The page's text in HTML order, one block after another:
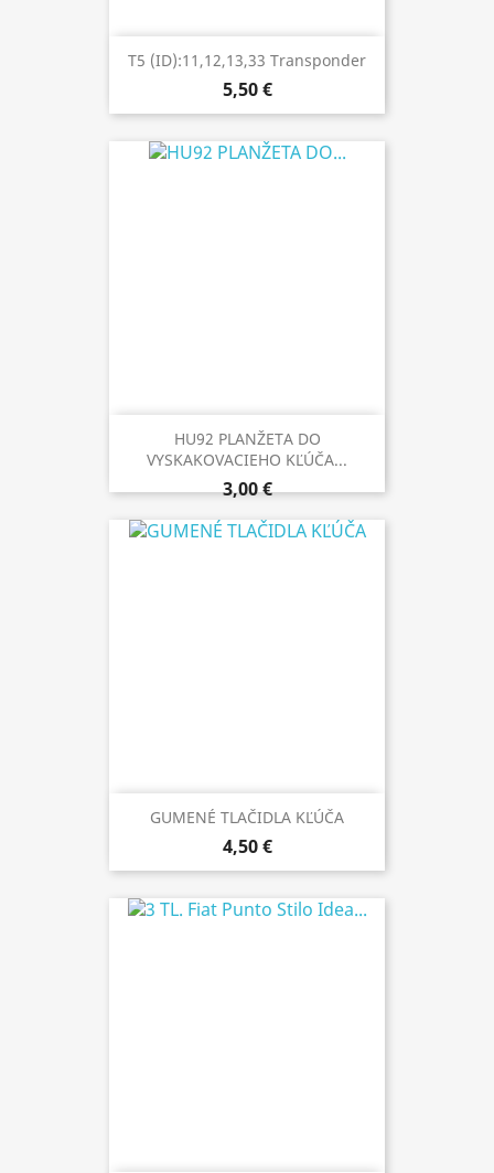
T5 (ID):11,12,13,33 Transponder
5,50 €
HU92 PLANŽETA DO
VYSKAKOVACIEHO KĽÚČA...
3,00 €
GUMENÉ TLAČIDLA KĽÚČA
4,50 €